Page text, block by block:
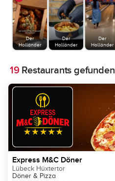
Der
Holländer
Der
Holländer
Der
Holländer
19Restaurants gefunden
Express M&C Döner
Lübeck Hüxtertor
Döner & Pizza